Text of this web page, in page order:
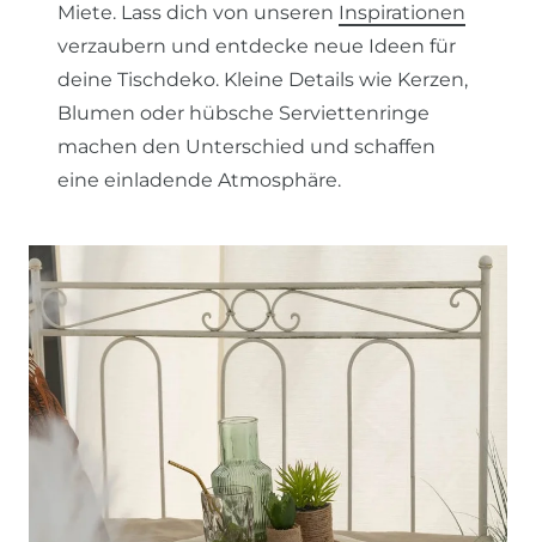
Miete. Lass dich von unseren Inspirationen
verzaubern und entdecke neue Ideen für
deine Tischdeko. Kleine Details wie Kerzen,
Blumen oder hübsche Serviettenringe
machen den Unterschied und schaffen
eine einladende Atmosphäre.